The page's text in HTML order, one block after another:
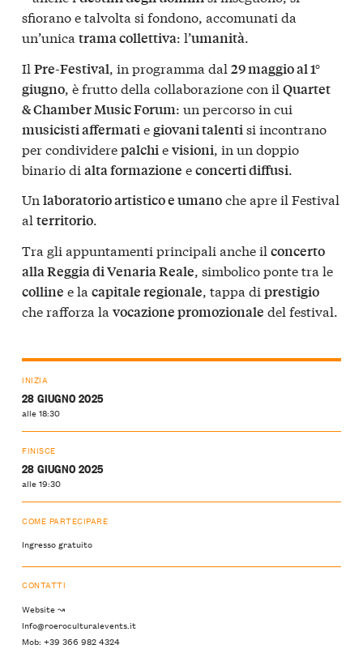
sfiorano e talvolta si fondono, accomunati da
un’unica trama collettiva: l’umanità.
Il Pre-Festival, in programma dal 29 maggio al 1°
giugno, è frutto della collaborazione con il Quartet
& Chamber Music Forum: un percorso in cui
musicisti affermatiegiovani talentisi incontrano
per condividerepalchievisioni, in un doppio
binario di alta formazione econcerti diffusi.
Un laboratorio artistico e umanoche apre il Festival
al territorio.
Tra gli appuntamenti principali anche il concerto
alla Reggia di Venaria Reale, simbolico ponte tra le
colline e la capitale regionale, tappa di prestigio
che rafforza la vocazione promozionale del festival.
INIZIA
28 GIUGNO 2025
alle 18:30
FINISCE
28 GIUGNO 2025
alle 19:30
COME PARTECIPARE
Ingresso gratuito
CONTATTI
Website ↝
Info@roeroculturalevents.it
Mob: +39 366 982 4324